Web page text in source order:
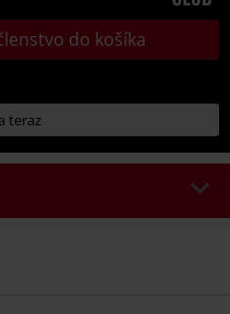
do košíka
teraz